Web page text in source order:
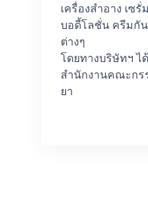
เครื่องสำอาง เซ
บอดี้โลชั่น ครีมกั
ต่างๆ
โดยทางบริษัทฯ ไ
สำนักงานคณะกร
ยา